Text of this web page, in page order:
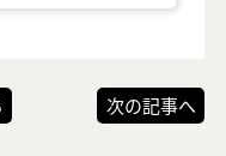
次の記事へ